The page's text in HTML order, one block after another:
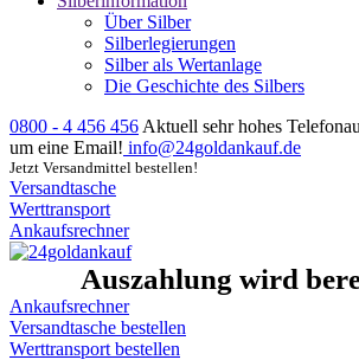
Über Silber
Silberlegierungen
Silber als Wertanlage
Die Geschichte des Silbers
0800 - 4 456 456 Aktuell sehr hohes
um eine Email! info@24goldankauf.de
Jetzt Versandmittel bestellen!
Versandtasche
Werttransport
Ankaufsrechner
Auszahlung wird
Ankaufsrechner
Versandtasche bestellen
Werttransport bestellen